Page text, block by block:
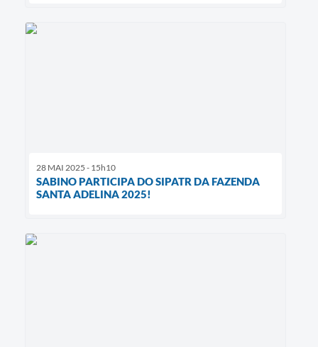
28 MAI 2025 - 15h10
SABINO PARTICIPA DO SIPATR DA FAZENDA
SANTA ADELINA 2025!